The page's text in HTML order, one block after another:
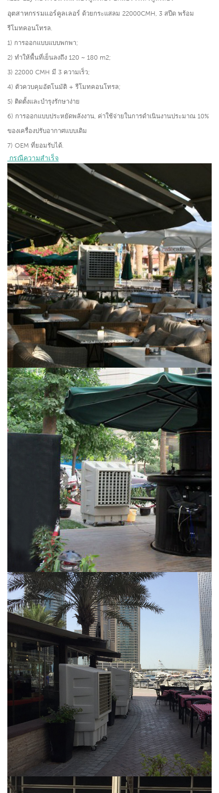
อุตสาหกรรมแอร์คูลเลอร์ ด้วยกระแสลม 22000CMH, 3 สปีด พร้อม
รีโมทคอนโทรล.
1) การออกแบบแบบพกพา;
2) ทำให้พื้นที่เย็นลงถึง 120 ~ 180 m2;
3) 22000 CMH มี 3 ความเร็ว;
4) ตัวควบคุมอัตโนมัติ + รีโมทคอนโทรล;
5) ติดตั้งและบำรุงรักษาง่าย
6) การออกแบบประหยัดพลังงาน, ค่าใช้จ่ายในการดำเนินงานประมาณ 10%
ของเครื่องปรับอากาศแบบเดิม
7) OEM ที่ยอมรับได้.
กรณีความสำเร็จ